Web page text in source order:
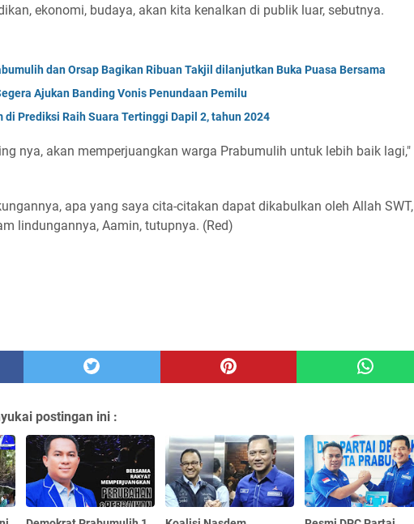
ekonomi, budaya, akan kita kenalkan di publik luar, sebutnya.
dan Orsap Bagikan Ribuan Takjil dilanjutkan Buka Puasa Bersama
Ajukan Banding Vonis Penundaan Pemilu
di Prediksi Raih Suara Tertinggi Dapil 2, tahun 2024
nya, akan memperjuangkan warga Prabumulih untuk lebih baik lagi,"
apa yang saya cita-citakan dapat dikabulkan oleh Allah SWT,
lindungannya, Aamin, tutupnya. (Red)
postingan ini :